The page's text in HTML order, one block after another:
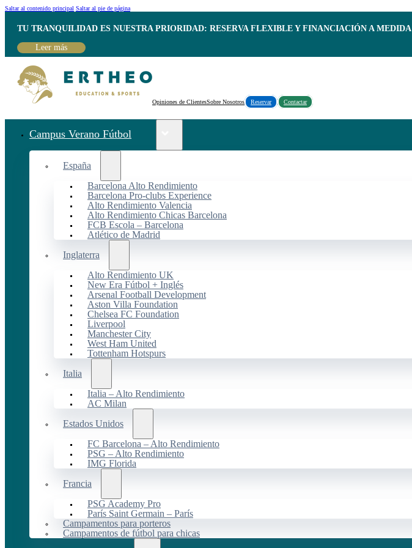
Saltar al contenido principal Saltar al pie de página
TU TRANQUILIDAD ES NUESTRA PRIORIDAD: RESERVA FLEXIBLE Y FINANCIACIÓN A MEDIDA
Leer más
Opiniones de ClientesSobre Nosotros Reservar Contactar
Campus Verano Fútbol
España
Barcelona Alto Rendimiento
Barcelona Pro-clubs Experience
Alto Rendimiento Valencia
Alto Rendimiento Chicas Barcelona
FCB Escola – Barcelona
Atlético de Madrid
Inglaterra
Alto Rendimiento UK
New Era Fútbol + Inglés
Arsenal Football Development
Aston Villa Foundation
Chelsea FC Foundation
Liverpool
Manchester City
West Ham United
Tottenham Hotspurs
Italia
Italia – Alto Rendimiento
AC Milan
Estados Unidos
FC Barcelona – Alto Rendimiento
PSG – Alto Rendimiento
IMG Florida
Francia
PSG Academy Pro
París Saint Germain – París
Campamentos para porteros
Campamentos de fútbol para chicas